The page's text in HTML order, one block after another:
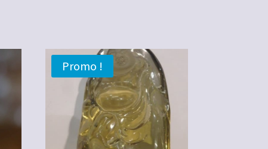
Promo !